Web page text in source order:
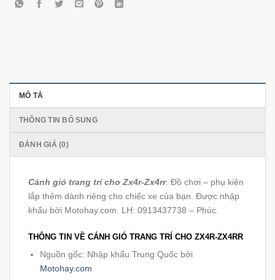
MÔ TẢ
THÔNG TIN BỔ SUNG
ĐÁNH GIÁ (0)
Cánh gió trang trí cho Zx4r-Zx4rr. Đồ chơi – phụ kiện
lắp thêm dành riêng cho chiếc xe của bạn. Được nhập
khẩu bởi Motohay.com. LH: 0913437738 – Phúc.
THÔNG TIN VỀ CÁNH GIÓ TRANG TRÍ CHO ZX4R-ZX4RR
Nguồn gốc: Nhập khẩu Trung Quốc bởi
Motohay.com